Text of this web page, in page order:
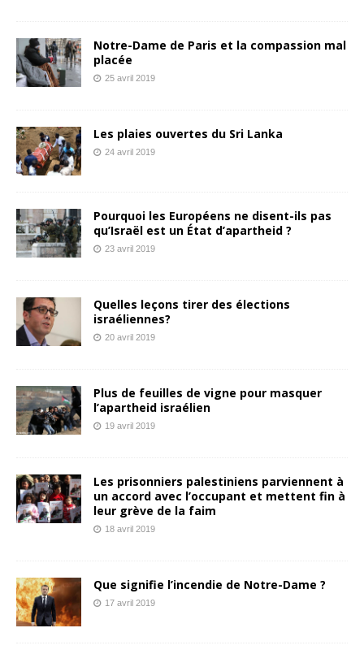
Notre-Dame de Paris et la compassion mal
placée
25 avril 2019
Les plaies ouvertes du Sri Lanka
24 avril 2019
Pourquoi les Européens ne disent-ils pas
qu’Israël est un État d’apartheid ?
23 avril 2019
Quelles leçons tirer des élections
israéliennes?
20 avril 2019
Plus de feuilles de vigne pour masquer
l’apartheid israélien
19 avril 2019
Les prisonniers palestiniens parviennent à
un accord avec l’occupant et mettent fin à
leur grève de la faim
18 avril 2019
Que signifie l’incendie de Notre-Dame ?
17 avril 2019